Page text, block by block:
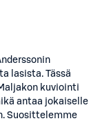
lasista. Tässä
kuviointi
antaa jokaiselle
Suosittelemme